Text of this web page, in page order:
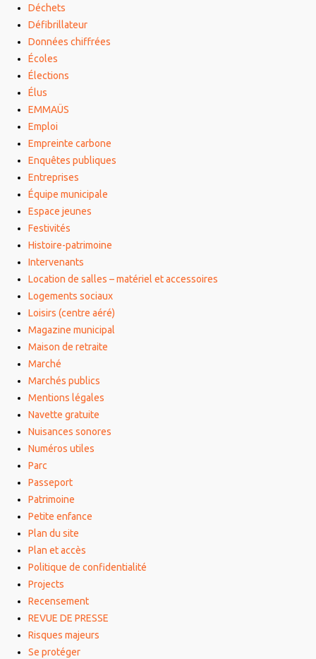
Déchets
Défibrillateur
Données chiffrées
Écoles
Élections
Élus
EMMAÜS
Emploi
Empreinte carbone
Enquêtes publiques
Entreprises
Équipe municipale
Espace jeunes
Festivités
Histoire-patrimoine
Intervenants
Location de salles – matériel et accessoires
Logements sociaux
Loisirs (centre aéré)
Magazine municipal
Maison de retraite
Marché
Marchés publics
Mentions légales
Navette gratuite
Nuisances sonores
Numéros utiles
Parc
Passeport
Patrimoine
Petite enfance
Plan du site
Plan et accès
Politique de confidentialité
Projects
Recensement
REVUE DE PRESSE
Risques majeurs
Se protéger